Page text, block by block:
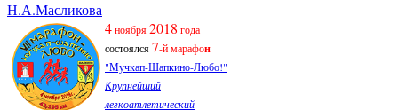
Н.А.Масликова
4ноября2018 года
состоялся7-й марафон
"Мучкап-Шапкино-Любо!"
Крупнейший
легкоатлетический